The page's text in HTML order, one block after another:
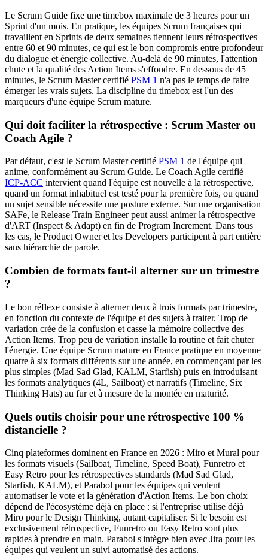
Le Scrum Guide fixe une timebox maximale de 3 heures pour un
Sprint d'un mois. En pratique, les équipes Scrum françaises qui
travaillent en Sprints de deux semaines tiennent leurs rétrospectives
entre 60 et 90 minutes, ce qui est le bon compromis entre profondeur
du dialogue et énergie collective. Au-delà de 90 minutes, l'attention
chute et la qualité des Action Items s'effondre. En dessous de 45
minutes, le Scrum Master certifié PSM 1 n'a pas le temps de faire
émerger les vrais sujets. La discipline du timebox est l'un des
marqueurs d'une équipe Scrum mature.
Qui doit faciliter la rétrospective : Scrum Master ou
Coach Agile ?
Par défaut, c'est le Scrum Master certifié PSM 1 de l'équipe qui
anime, conformément au Scrum Guide. Le Coach Agile certifié
ICP-ACC intervient quand l'équipe est nouvelle à la rétrospective,
quand un format inhabituel est testé pour la première fois, ou quand
un sujet sensible nécessite une posture externe. Sur une organisation
SAFe, le Release Train Engineer peut aussi animer la rétrospective
d'ART (Inspect & Adapt) en fin de Program Increment. Dans tous
les cas, le Product Owner et les Developers participent à part entière
sans hiérarchie de parole.
Combien de formats faut-il alterner sur un trimestre
?
Le bon réflexe consiste à alterner deux à trois formats par trimestre,
en fonction du contexte de l'équipe et des sujets à traiter. Trop de
variation crée de la confusion et casse la mémoire collective des
Action Items. Trop peu de variation installe la routine et fait chuter
l'énergie. Une équipe Scrum mature en France pratique en moyenne
quatre à six formats différents sur une année, en commençant par les
plus simples (Mad Sad Glad, KALM, Starfish) puis en introduisant
les formats analytiques (4L, Sailboat) et narratifs (Timeline, Six
Thinking Hats) au fur et à mesure de la montée en maturité.
Quels outils choisir pour une rétrospective 100 %
distancielle ?
Cinq plateformes dominent en France en 2026 : Miro et Mural pour
les formats visuels (Sailboat, Timeline, Speed Boat), Funretro et
Easy Retro pour les rétrospectives standards (Mad Sad Glad,
Starfish, KALM), et Parabol pour les équipes qui veulent
automatiser le vote et la génération d'Action Items. Le bon choix
dépend de l'écosystème déjà en place : si l'entreprise utilise déjà
Miro pour le Design Thinking, autant capitaliser. Si le besoin est
exclusivement rétrospective, Funretro ou Easy Retro sont plus
rapides à prendre en main. Parabol s'intègre bien avec Jira pour les
équipes qui veulent un suivi automatisé des actions.